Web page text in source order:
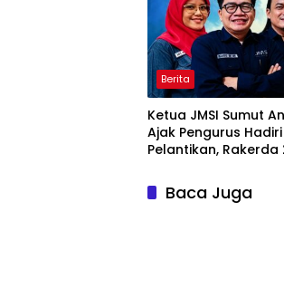
Berita
Ketua JMSI Sumut
Ajak Pengurus Hadiri
Pelantikan, Rakerda
Baca Juga